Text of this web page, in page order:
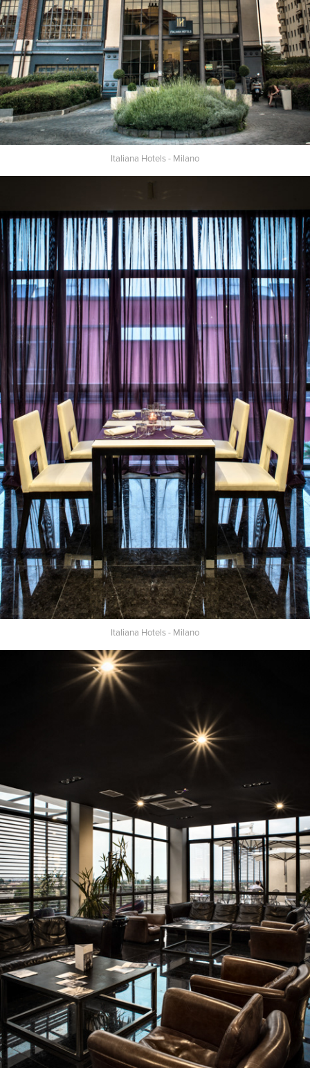
Italiana Hotels - Milano
Italiana Hotels - Milano